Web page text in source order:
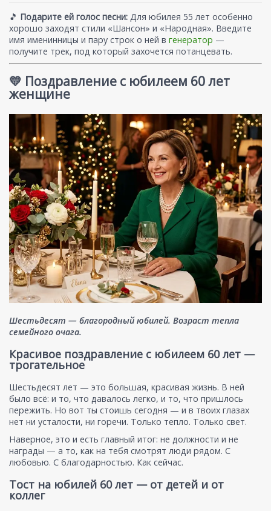
🎵 Подарите ей голос песни: Для юбилея 55 лет особенно
хорошо заходят стили «Шансон» и «Народная». Введите
имя именинницы и пару строк о ней в генератор —
получите трек, под который захочется потанцевать.
💛 Поздравление с юбилеем 60 лет
женщине
Шестьдесят — благородный юбилей. Возраст тепла
семейного очага.
Красивое поздравление с юбилеем 60 лет —
трогательное
Шестьдесят лет — это большая, красивая жизнь. В ней
было всё: и то, что давалось легко, и то, что пришлось
пережить. Но вот ты стоишь сегодня — и в твоих глазах
нет ни усталости, ни горечи. Только тепло. Только свет.
Наверное, это и есть главный итог: не должности и не
награды — а то, как на тебя смотрят люди рядом. С
любовью. С благодарностью. Как сейчас.
Тост на юбилей 60 лет — от детей и от
коллег